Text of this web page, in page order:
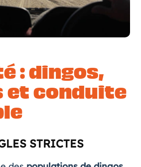
: dingos,
et conduite
STRICTES